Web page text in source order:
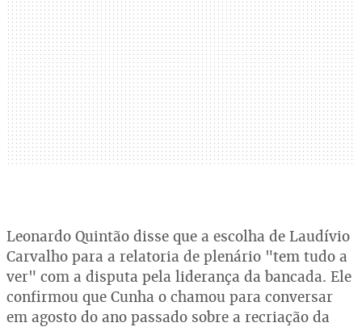
Leonardo Quintão disse que a escolha de Laudívio
Carvalho para a relatoria de plenário "tem tudo a
ver" com a disputa pela liderança da bancada. Ele
confirmou que Cunha o chamou para conversar
em agosto do ano passado sobre a recriação da